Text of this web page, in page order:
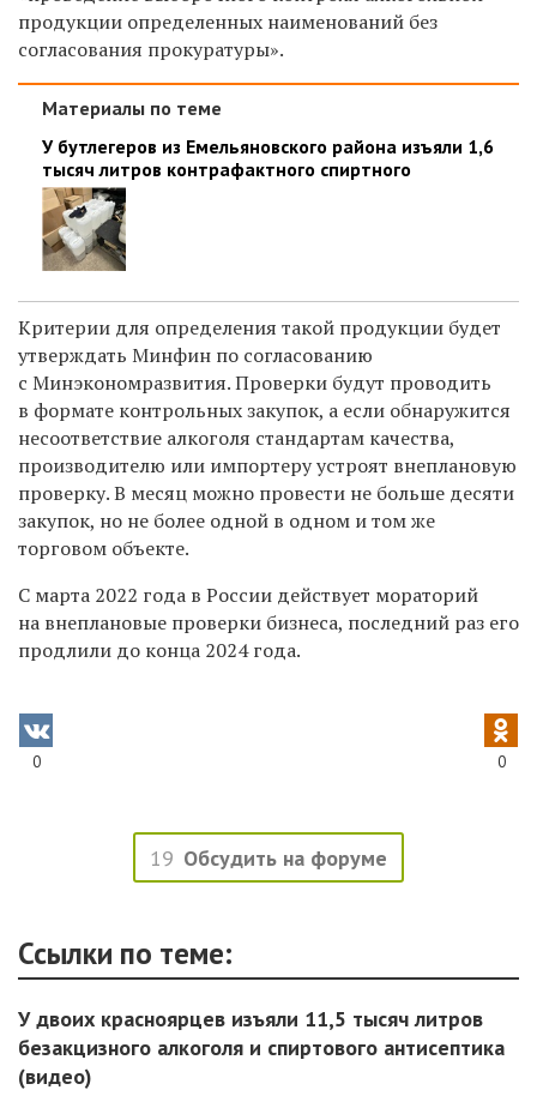
продукции определенных наименований без
согласования прокуратуры».
Материалы по теме
У бутлегеров из Емельяновского района изъяли 1,6
тысяч литров контрафактного спиртного
Критерии для определения такой продукции будет
утверждать Минфин по согласованию
с Минэкономразвития. Проверки будут проводить
в формате контрольных закупок, а если обнаружится
несоответствие алкоголя стандартам качества,
производителю или импортеру устроят внеплановую
проверку. В месяц можно провести не больше десяти
закупок, но не более одной в одном и том же
торговом объекте.
С марта 2022 года в России действует мораторий
на внеплановые проверки бизнеса, последний раз его
продлили до конца 2024 года.
0 0
19 Обсудить на форуме
Ссылки по теме:
У двоих красноярцев изъяли 11,5 тысяч литров
безакцизного алкоголя и спиртового антисептика
(видео)